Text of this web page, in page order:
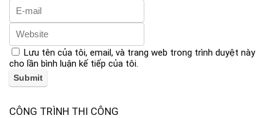
Lưu tên của tôi, email, và trang web trong trình duyệt này
cho lần bình luận kế tiếp của tôi.
CÔNG TRÌNH THI CÔNG